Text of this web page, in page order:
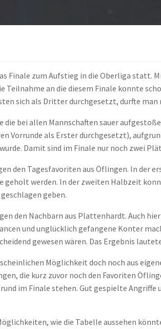
Finale zum Aufstieg in die Oberliga statt.
Teilnahme an die diesem Finale konnte
sich als Dritter durchgesetzt, durfte man
bei allen Mannschaften sauer
Vorrunde als Erster durchgesetzt),
Damit sind im Finale nur noch zwei
den Tagesfavoriten aus Öflingen. In der
geholt werden. In der zweiten Halbzeit
geben.
den Nachbarn aus Plattenhardt. Auch
und unglücklich gefangene Konter
gewesen wären. Das Ergebnis
Möglichkeit doch noch aus
die kurz zuvor noch den Favoriten
im Finale stehen. Gut gespielte
wie die Tabelle aussehen